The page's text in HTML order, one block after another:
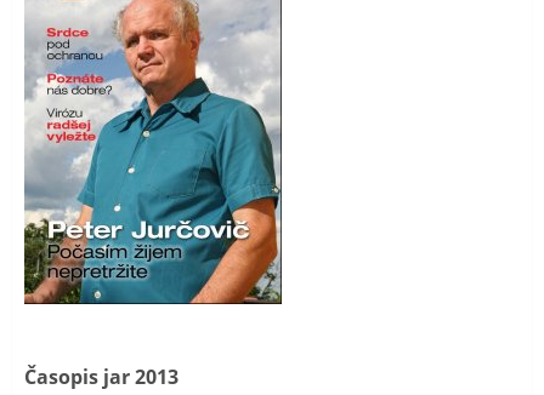
Časopis jar 2013